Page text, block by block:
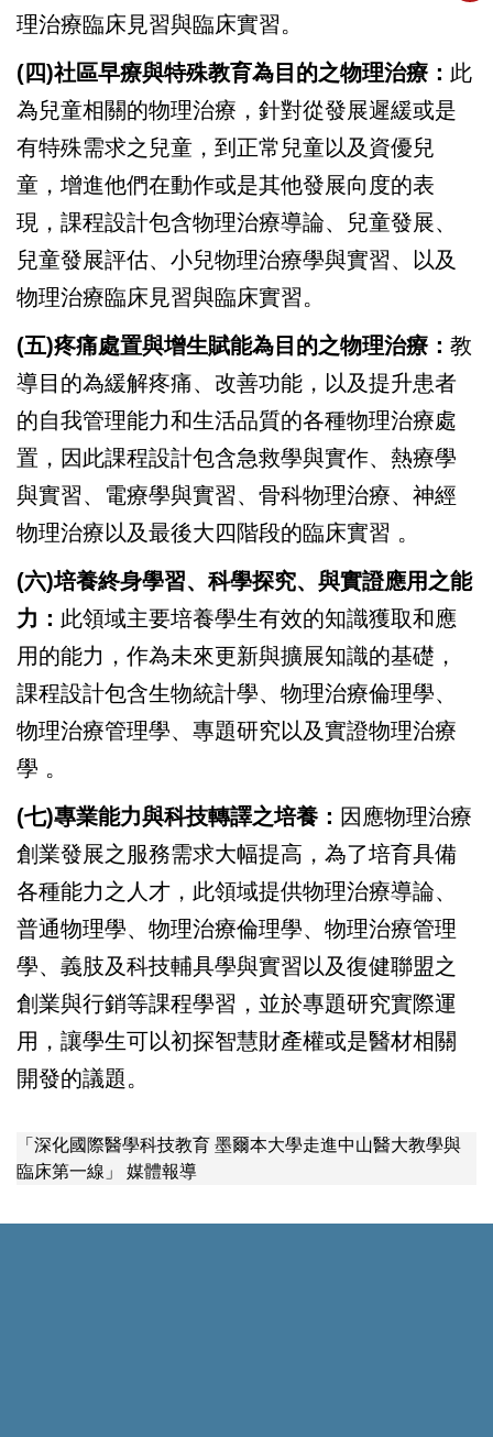
理治療臨床見習與臨床實習。
(四)社區早療與特殊教育為目的之物理治療： 此
為兒童相關的物理治療，針對從發展遲緩或是
有特殊需求之兒童，到正常兒童以及資優兒
童，增進他們在動作或是其他發展向度的表
現，課程設計包含物理治療導論、兒童發展、
兒童發展評估、小兒物理治療學與實習、以及
物理治療臨床見習與臨床實習。
(五)疼痛處置與增生賦能為目的之物理治療： 教
導目的為緩解疼痛、改善功能，以及提升患者
的自我管理能力和生活品質的各種物理治療處
置，因此課程設計包含急救學與實作、熱療學
與實習、電療學與實習、骨科物理治療、神經
物理治療以及最後大四階段的臨床實習 。
(六)培養終身學習、科學探究、與實證應用之能
力： 此領域主要培養學生有效的知識獲取和應
用的能力，作為未來更新與擴展知識的基礎，
課程設計包含生物統計學、物理治療倫理學、
物理治療管理學、專題研究以及實證物理治療
學 。
(七)專業能力與科技轉譯之培養： 因應物理治療
創業發展之服務需求大幅提高，為了培育具備
各種能力之人才，此領域提供物理治療導論、
普通物理學、物理治療倫理學、物理治療管理
學、義肢及科技輔具學與實習以及復健聯盟之
創業與行銷等課程學習，並於專題研究實際運
用，讓學生可以初探智慧財產權或是醫材相關
開發的議題。
「深化國際醫學科技教育 墨爾本大學走進中山醫大教學與
臨床第一線」 媒體報導